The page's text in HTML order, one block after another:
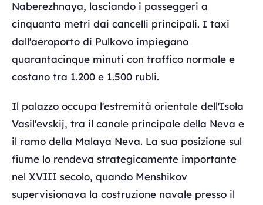
Naberezhnaya, lasciando i passeggeri a
cinquanta metri dai cancelli principali. I taxi
dall'aeroporto di Pulkovo impiegano
quarantacinque minuti con traffico normale e
costano tra 1.200 e 1.500 rubli.
Il palazzo occupa l'estremità orientale dell'Isola
Vasil'evskij, tra il canale principale della Neva e
il ramo della Malaya Neva. La sua posizione sul
fiume lo rendeva strategicamente importante
nel XVIII secolo, quando Menshikov
supervisionava la costruzione navale presso il